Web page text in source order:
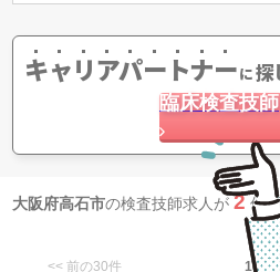
キャリアパートナーに探
臨床検査技師
大阪府高石市の検査技師求人が 2 件
<< 前の30件 1